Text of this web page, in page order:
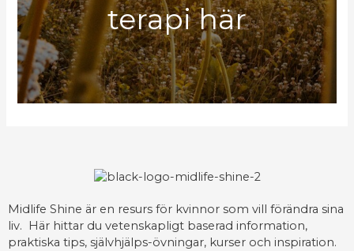
terapi här
Midlife Shine är en resurs för kvinnor som vill förändra sina
liv. Här hittar du vetenskapligt baserad information,
praktiska tips, självhjälps-övningar, kurser och inspiration.